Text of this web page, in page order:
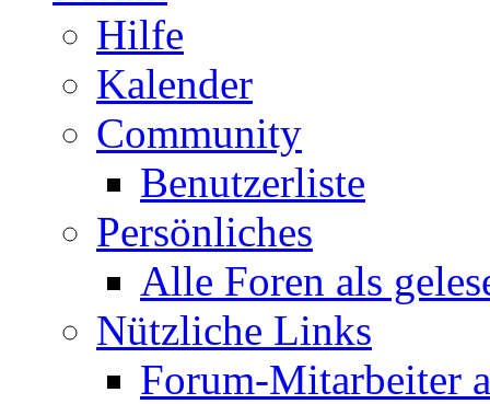
Hilfe
Kalender
Community
Benutzerliste
Persönliches
Alle Foren als
Nützliche Links
Forum-Mitarbeiter